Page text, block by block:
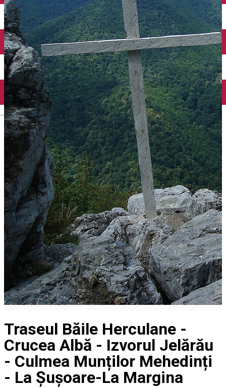
English
Traseul Băile Herculane -
Crucea Albă - Izvorul Jelărău
- Culmea Munților Mehedinți
- La Șușoare-La Margina